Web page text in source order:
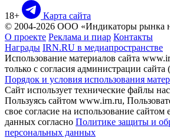
18+
Карта сайта
© 2004-2026 ООО «Индикаторы рынка
О проекте Реклама и пиар Контакты
Награды IRN.RU в медиапространстве
Использование материалов сайта
только с согласия администрации
Порядок и условия использования
Сайт использует технические файлы
Пользуясь сайтом www.irn.ru,
свое согласие на использование сайтом
данных согласно Политике защиты и
персональных данных